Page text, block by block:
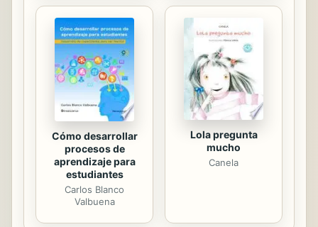
Cómo desarrollar
procesos de
aprendizaje para
estudiantes
Carlos Blanco
Valbuena
Lola pregunta
mucho
Canela